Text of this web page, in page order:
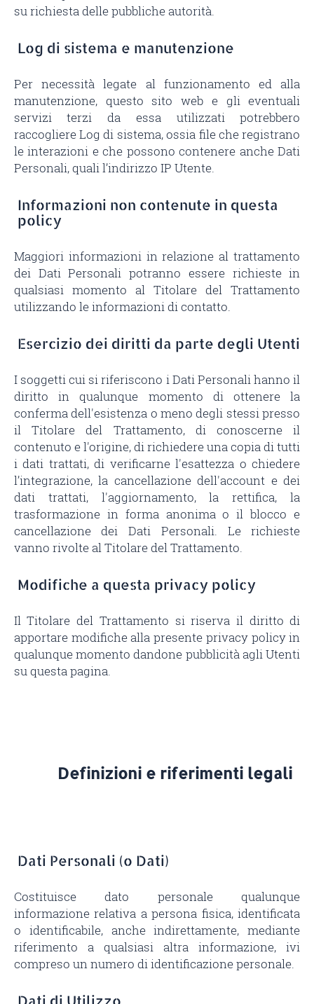
su richiesta delle pubbliche autorità.
Log di sistema e manutenzione
Per necessità legate al funzionamento ed alla
manutenzione, questo sito web e gli eventuali
servizi terzi da essa utilizzati potrebbero
raccogliere Log di sistema, ossia file che registrano
le interazioni e che possono contenere anche Dati
Personali, quali l’indirizzo IP Utente.
Informazioni non contenute in questa
policy
Maggiori informazioni in relazione al trattamento
dei Dati Personali potranno essere richieste in
qualsiasi momento al Titolare del Trattamento
utilizzando le informazioni di contatto.
Esercizio dei diritti da parte degli Utenti
I soggetti cui si riferiscono i Dati Personali hanno il
diritto in qualunque momento di ottenere la
conferma dell'esistenza o meno degli stessi presso
il Titolare del Trattamento, di conoscerne il
contenuto e l'origine, di richiedere una copia di tutti
i dati trattati, di verificarne l'esattezza o chiedere
l’integrazione, la cancellazione dell'account e dei
dati trattati, l'aggiornamento, la rettifica, la
trasformazione in forma anonima o il blocco e
cancellazione dei Dati Personali. Le richieste
vanno rivolte al Titolare del Trattamento.
Modifiche a questa privacy policy
Il Titolare del Trattamento si riserva il diritto di
apportare modifiche alla presente privacy policy in
qualunque momento dandone pubblicità agli Utenti
su questa pagina.
Definizioni e riferimenti legali
Dati Personali (o Dati)
Costituisce dato personale qualunque
informazione relativa a persona fisica, identificata
o identificabile, anche indirettamente, mediante
riferimento a qualsiasi altra informazione, ivi
compreso un numero di identificazione personale.
Dati di Utilizzo